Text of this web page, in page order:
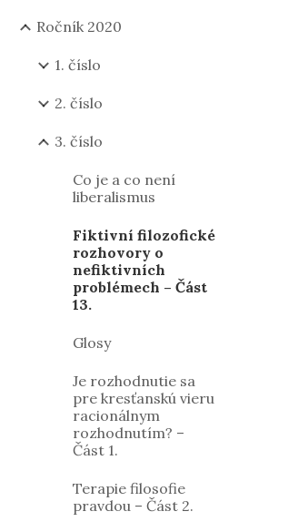
Ročník 2020
1. číslo
2. číslo
3. číslo
Co je a co není
liberalismus
Fiktivní filozofické
rozhovory o
nefiktivních
problémech – Část
13.
Glosy
Je rozhodnutie sa
pre kresťanskú vieru
racionálnym
rozhodnutím? –
Část 1.
Terapie filosofie
pravdou – Část 2.